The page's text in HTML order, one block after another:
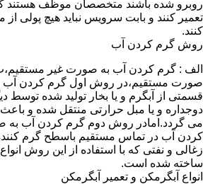
روبرو شده باشند متخصصان موظف هستند که
تعمیر کنند و بابت سرویس نباید هیچ پولی
کنند.
روش گرم کردن آب
الف : گرم کردن آب به صورت غیر
صورت مستقیم،در روش اول گرم کردن آب
قسمتی از آبگرم و یا بخار تولید شده توسط
دوجداره و یا مبل حرارتی منتقل شده و
می گردد.امادر روش دوم گرم کردن آب
کردن آب در تماس مستقیم باسطح گرم
زغالی و نفتی که با استفاده از این روش
ساخته شده است.
انواع آبگرمکن و تعمیر آبگرمکن